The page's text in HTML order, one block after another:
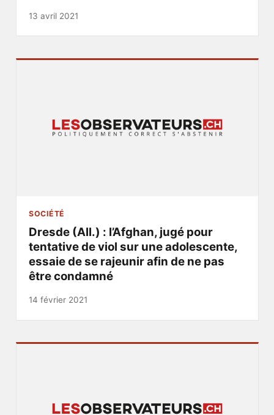
13 avril 2021
SOCIÉTÉ
Dresde (All.) : l’Afghan, jugé pour
tentative de viol sur une adolescente,
essaie de se rajeunir afin de ne pas
être condamné
14 février 2021